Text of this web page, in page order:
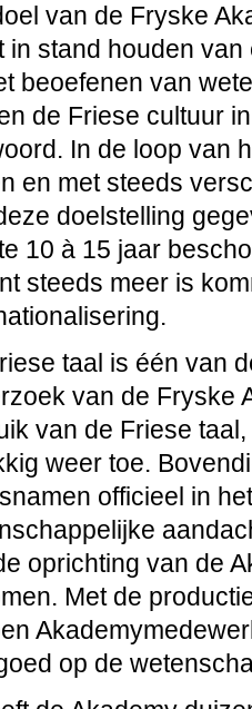
van de Fryske
in stand houden
beoefenen van
de Friese cultuur
In de loop van
en met steeds
doelstelling
10 à 15 jaar
steeds meer is
taal is één van
van de Fryske
van de Friese
weer toe.
officieel in
oprichting van de
Met de
op de